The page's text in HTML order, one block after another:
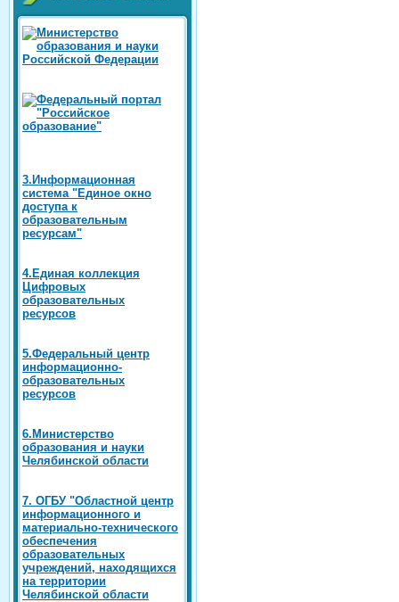
3.Информационная
система "Единое окно
доступа к
образовательным
ресурсам"
4.Единая коллекция
Цифровых
образовательных
ресурсов
5.Федеральный центр
информационно-
образовательных
ресурсов
6.Министерство
образования и науки
Челябинской области
7. ОГБУ "Областной центр
информационного и
материально-технического
обеспечения
образовательных
учреждений, находящихся
на территории
Челябинской области